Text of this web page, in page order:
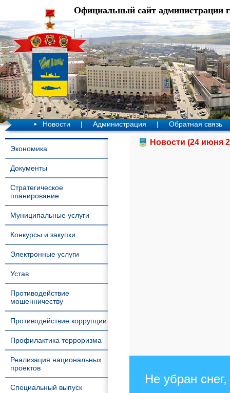
Официальный сайт администрации
Новости | Администрация | Обратная связь
Экономика
Документы
Стратегическое
планирование
Муниципальные услуги
Конкурсы и закупки
Электронные услуги
Устав
Противодействие
мошенничеству
Противодействие коррупции
Профилактика терроризма
Реализация национальных
проектов
Специальный выпуск
Новости (24 июня
Не убран